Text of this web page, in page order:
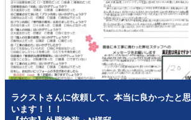
ラクストさんに依頼して、本当に良かったと思
います！！！